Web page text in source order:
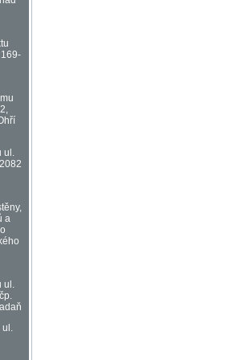
ul.
a
ul.
ul.